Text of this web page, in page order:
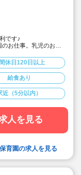
です♪
お仕事。乳児のお子
り♪
り学ぶ。」という保
に園を創り上げてい
お散歩。
が、明るく話しやす
コミュニケーション良
お互いに協力し合っ
気持ちがある方を、
休日120日以上
給食あり
近（5分以内）
人を見る
育園の求人を見る